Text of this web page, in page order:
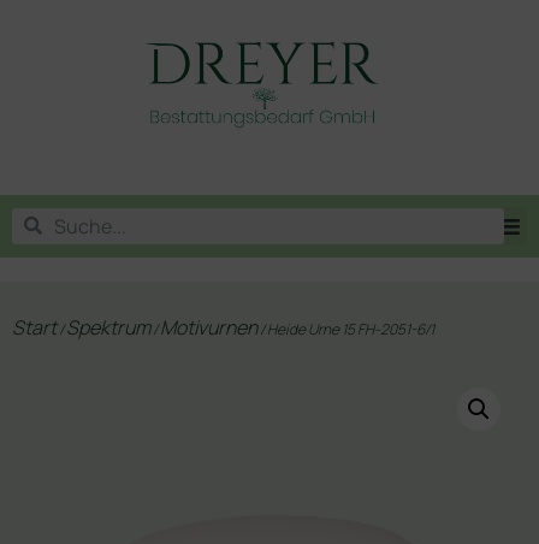
Start/Spektrum/Motivurnen/ Heide Urne 15 FH-2051-6/1